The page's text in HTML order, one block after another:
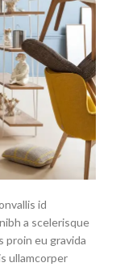
id
a scelerisque
proin eu gravida
ullamcorper